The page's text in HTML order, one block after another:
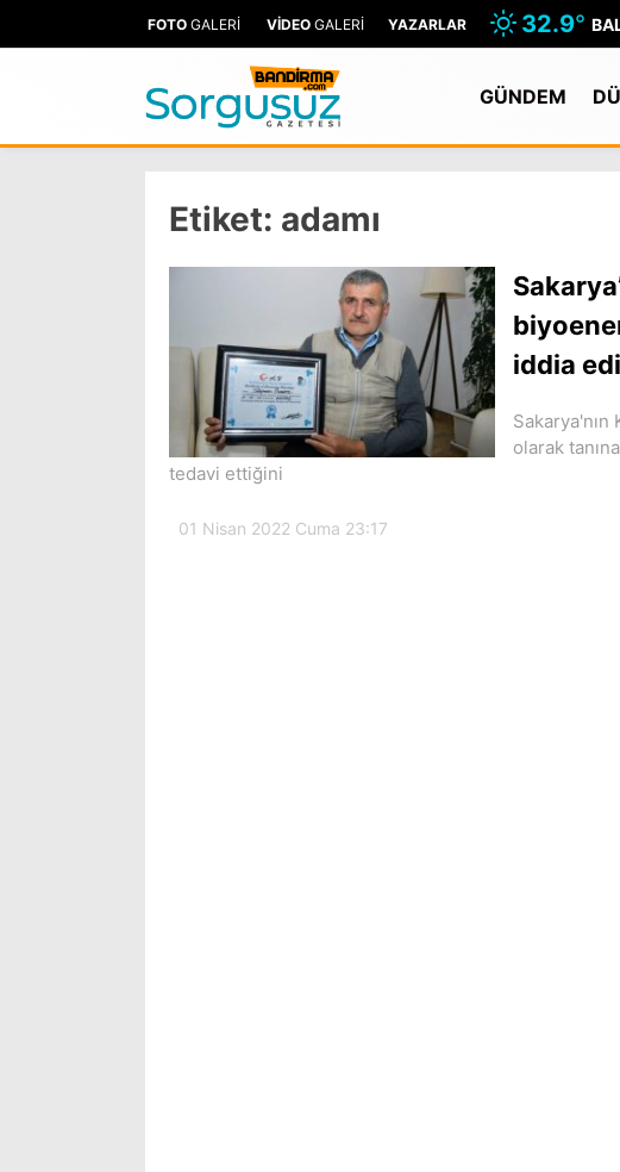
FOTO GALERİ VİDEO GALERİ YAZARLAR 32.9°
GÜNDEM
Etiket: adamı
iddia
Sakarya'nın
olarak
tedavi ettiğini
01 Nisan 2022 Cuma 23:17